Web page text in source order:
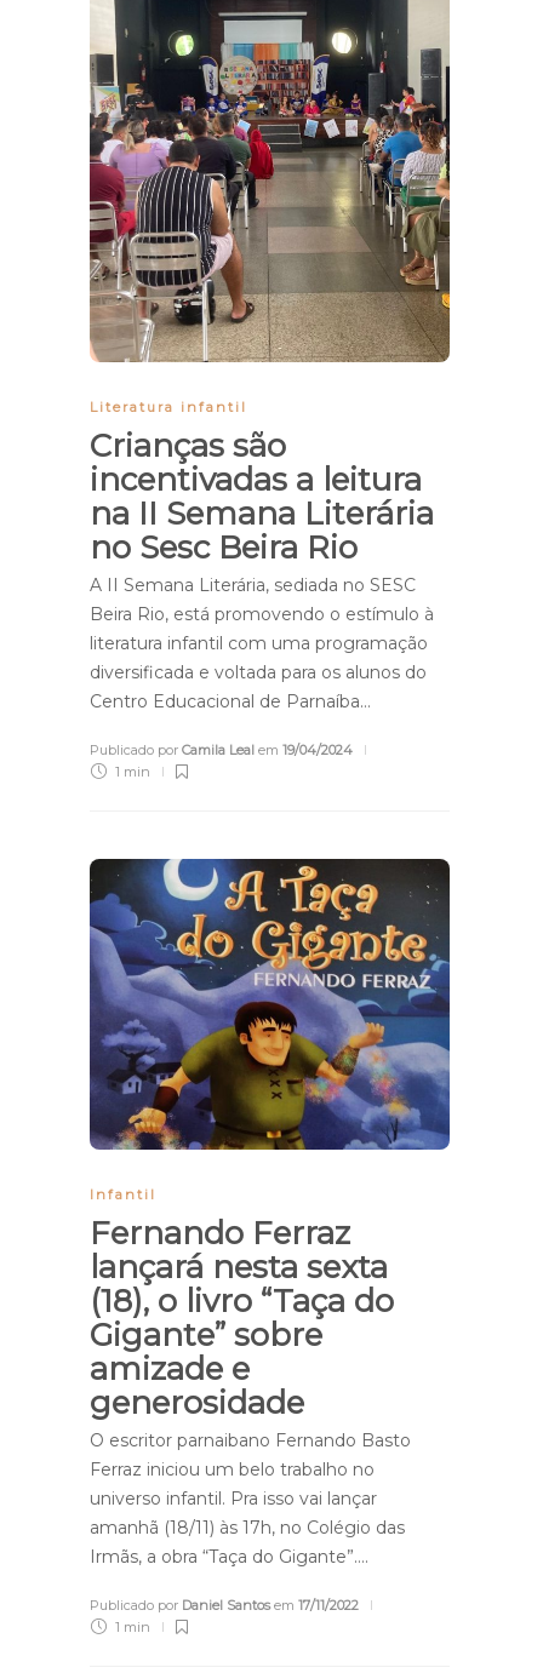
Literatura infantil
Crianças são
incentivadas a leitura
na II Semana Literária
no Sesc Beira Rio
A II Semana Literária, sediada no SESC
Beira Rio, está promovendo o estímulo à
literatura infantil com uma programação
diversificada e voltada para os alunos do
Centro Educacional de Parnaíba…
Publicado por Camila Leal em 19/04/2024
1 min
Infantil
Fernando Ferraz
lançará nesta sexta
(18), o livro “Taça do
Gigante” sobre
amizade e
generosidade
O escritor parnaibano Fernando Basto
Ferraz iniciou um belo trabalho no
universo infantil. Pra isso vai lançar
amanhã (18/11) às 17h, no Colégio das
Irmãs, a obra “Taça do Gigante”….
Publicado por Daniel Santosem 17/11/2022
1 min